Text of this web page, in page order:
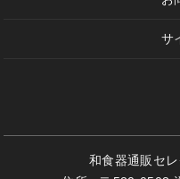
サ
和食器通販セ